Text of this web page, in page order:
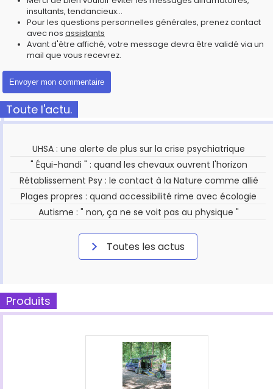
insultants, tendancieux...
Pour les questions personnelles générales, prenez contact
avec nos assistants
Avant d'être affiché, votre message devra être validé via un
mail que vous recevrez.
Toute l'actu.
UHSA : une alerte de plus sur la crise psychiatrique
" Équi-handi " : quand les chevaux ouvrent l'horizon
Rétablissement Psy : le contact à la Nature comme allié
Plages propres : quand accessibilité rime avec écologie
Autisme : " non, ça ne se voit pas au physique "
Toutes les actus
Produits